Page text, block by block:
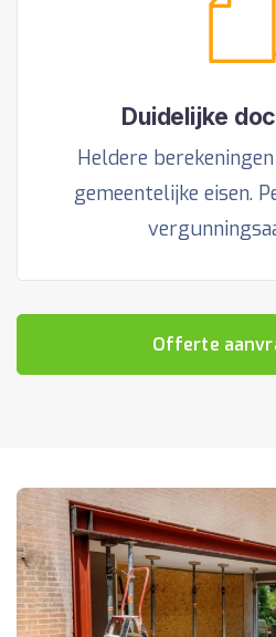
Duidelijke
Heldere
gemeentelijke eisen.
Offerte